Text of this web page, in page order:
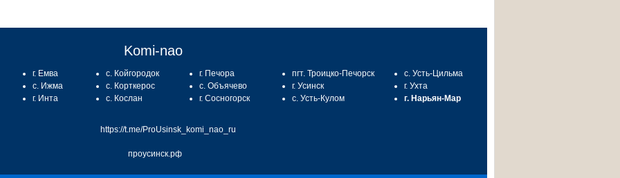
Komi-nao
г. Емва
с. Ижма
г. Инта
с. Койгородок
с. Корткерос
с. Кослан
г. Печора
с. Объячево
г. Сосногорск
пгт. Троицко-Печорск
г. Усинск
с. Усть-Кулом
с. Усть-Цильма
г. Ухта
г. Нарьян-Мар
https://t.me/ProUsinsk_komi_nao_ru
проусинск.рф